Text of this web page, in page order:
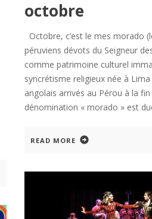
octobre
Octobre, c’est le mes morado
péruviens dévots du Seigneur
comme patrimoine culturel
syncrétisme religieux née à
angolais arrivés au Pérou à la fin
dénomination « morado » est
READ MORE